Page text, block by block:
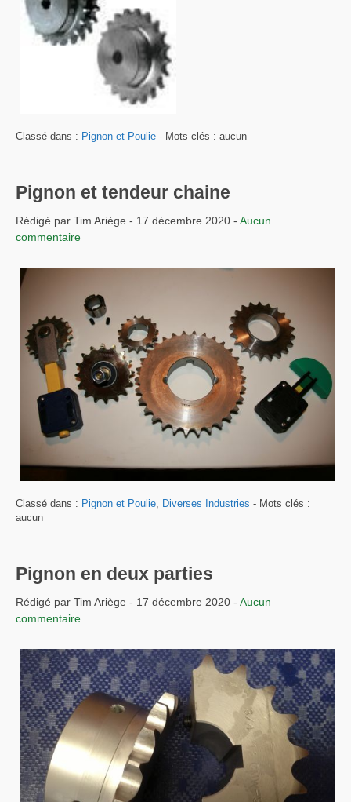
Classé dans : Pignon et Poulie - Mots clés : aucun
Pignon et tendeur chaine
Rédigé par Tim Ariège - 17 décembre 2020 - Aucun
commentaire
Classé dans : Pignon et Poulie, Diverses Industries - Mots clés :
aucun
Pignon en deux parties
Rédigé par Tim Ariège - 17 décembre 2020 - Aucun
commentaire